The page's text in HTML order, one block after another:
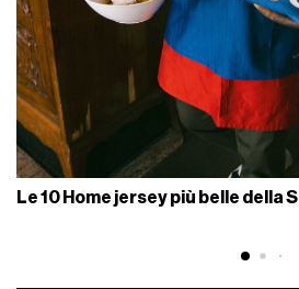
Le 10 Home jersey più belle della